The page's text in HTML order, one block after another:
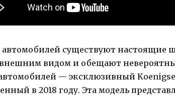
существуют настоящие
видом и обещают
— эксклюзивный
в 2018 году. Эта модель